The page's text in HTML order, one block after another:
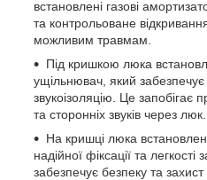
встановлені газові
та контрольоване
можливим травмам.
Під кришкою люка
ущільнювач, який забезпечує
звукоізоляцію. Це запобігає
та сторонніх звуків через люк.
На кришці люка
надійної фіксації та
забезпечує безпеку та